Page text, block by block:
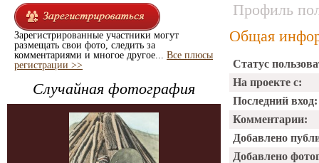
Зарегистрированные участники могут
размещать свои фото, следить за
комментариями и многое другое... Все плюсы
регистрации >>
Случайная фотография
Профиль
Общая
Статус
На проекте с:
Последний вход:
Комментарии:
Добавлено
Добавлено